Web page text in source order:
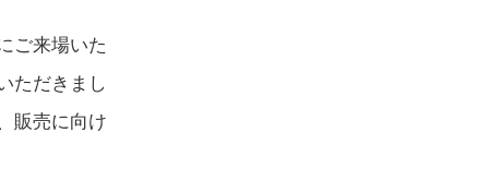
ご来場いた
ただきまし
販売に向け